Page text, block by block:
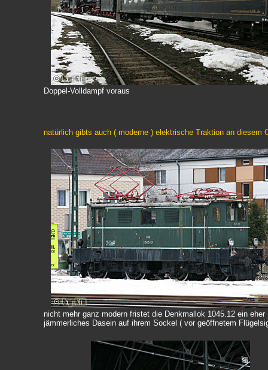
Doppel-Volldampf voraus
natürlich gibts auch ( moderne ) elektrische Traktion an diesem
nicht mehr ganz modern fristet die Denkmallok 1045.12 ein eher
jämmerliches Dasein auf ihrem Sockel ( vor geöffnetem